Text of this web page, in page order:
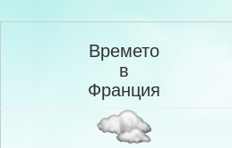
Времето
в
Франция